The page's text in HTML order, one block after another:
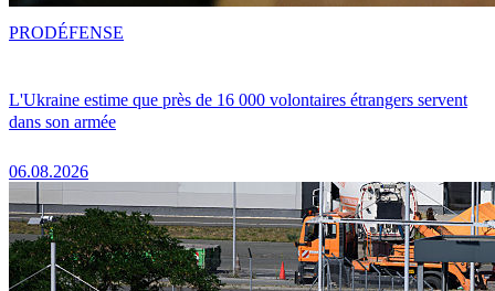
L'Ukraine estime que près de 16 000 volontaires étrangers servent
dans son armée
06.08.2026
PRODÉFENSE